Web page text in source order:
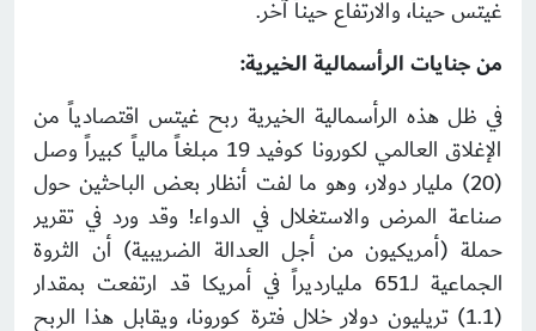
غيتس حيناً، والارتفاع حيناً آخر.
من جنايات الرأسمالية الخيرية:
في ظل هذه الرأسمالية الخيرية ربح غيتس اقتصادياً من
الإغلاق العالمي لكورونا كوفيد 19 مبلغاً مالياً كبيراً وصل
(20) مليار دولار، وهو ما لفت أنظار بعض الباحثين حول
صناعة المرض والاستغلال في الدواء! وقد ورد في تقرير
حملة (أمريكيون من أجل العدالة الضريبية) أن الثروة
الجماعية لـ651 مليارديراً في أمريكا قد ارتفعت بمقدار
(1.1) تريليون دولار خلال فترة كورونا، ويقابل هذا الربح